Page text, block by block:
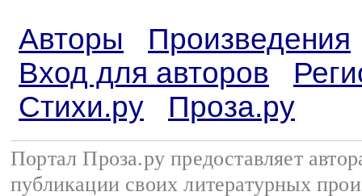
Авторы
Произведения
Вход для авторов
Стихи.ру
Проза.ру
Портал Проза.ру предоставляет
публикации своих литературных